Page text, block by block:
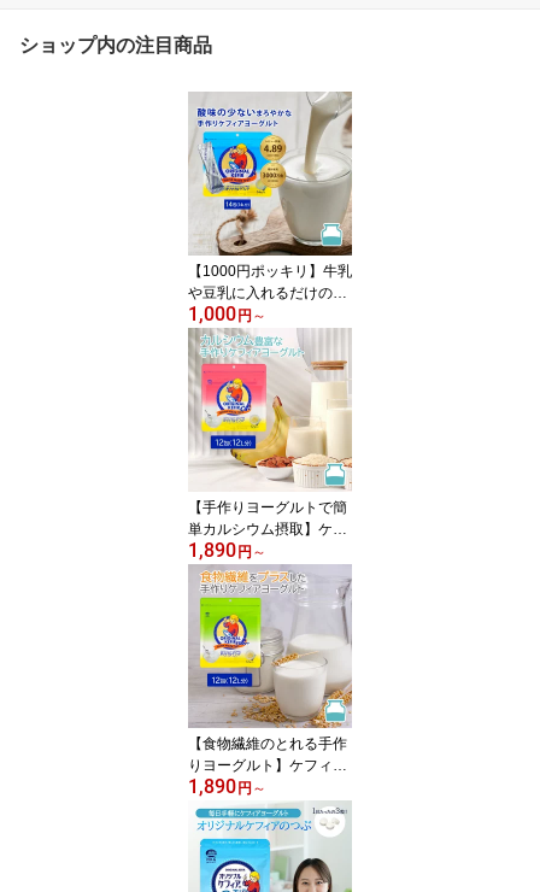
ショップ内の注目商品
【1000円ポッキリ】牛乳
や豆乳に入れるだけの手
作りケフィアヨーグルト
ケフィア 種菌 手作り用
オリジナルケフィア14包
入 | 乳酸菌 善玉菌 酵母
ケフィアヨーグルト ヨー
グルト 手作りヨーグルト
健康食品 美容 ダイエッ
ト 腸内環境 腸内フロー
ラ 牛乳 豆乳 たね 菌 種菌
1,000 円 ～
【手作りヨーグルトで簡
単カルシウム摂取】ケフ
ィア カルシウム 手作り
用 オリジナルケフィアC
a+12包 | 乳酸菌 善玉菌
酵母 ケフィアヨーグルト
ヨーグルト 手作りヨーグ
ルト たね菌 種菌 菌 美容
腸活 腸内環境 腸内フロ
ーラ 豆乳 牛乳 粉末 国内
製造
1,890 円 ～
【食物繊維のとれる手作
りヨーグルト】ケフィア
食物繊維 手作り用 オリ
ジナルケフィアFiber+12
包 | 乳酸菌 善玉菌 酵母
ケフィアヨーグルト ヨー
グルト 手作りヨーグルト
1,890 円 ～